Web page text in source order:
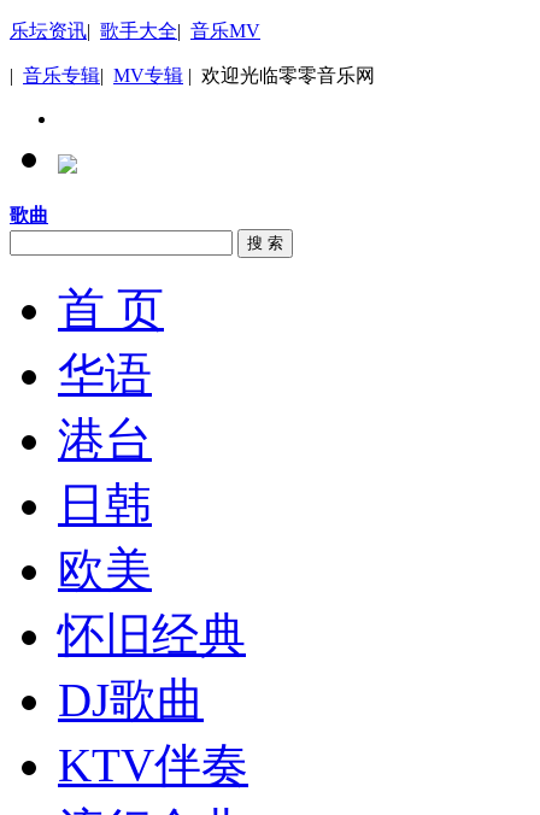
乐坛资讯| 歌手大全| 音乐MV
| 音乐专辑| MV专辑 | 欢迎光临零零音乐网
歌曲
搜 索
首 页
华语
港台
日韩
欧美
怀旧经典
DJ歌曲
KTV伴奏